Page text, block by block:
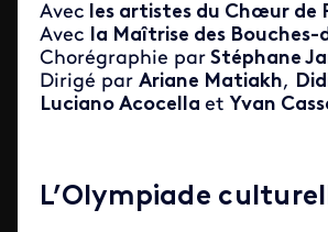
Avec les artistes du Chœur de
Avec
la Maîtrise des Bouches-
Chorégraphie par Stéphane
Dirigé par Ariane Matiakh,
Luciano Acocella et Yvan
L’Olympiade